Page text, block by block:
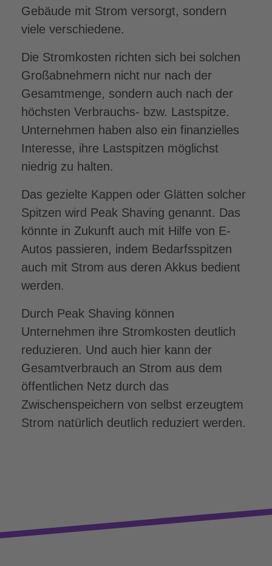
Gebäude mit Strom versorgt, sondern
viele verschiedene.
Die Stromkosten richten sich bei solchen
Großabnehmern nicht nur nach der
Gesamtmenge, sondern auch nach der
höchsten Verbrauchs- bzw. Lastspitze.
Unternehmen haben also ein finanzielles
Interesse, ihre Lastspitzen möglichst
niedrig zu halten.
Das gezielte Kappen oder Glätten solcher
Spitzen wird Peak Shaving genannt. Das
könnte in Zukunft auch mit Hilfe von E-
Autos passieren, indem Bedarfsspitzen
auch mit Strom aus deren Akkus bedient
werden.
Durch Peak Shaving können
Unternehmen ihre Stromkosten deutlich
reduzieren. Und auch hier kann der
Gesamtverbrauch an Strom aus dem
öffentlichen Netz durch das
Zwischenspeichern von selbst erzeugtem
Strom natürlich deutlich reduziert werden.